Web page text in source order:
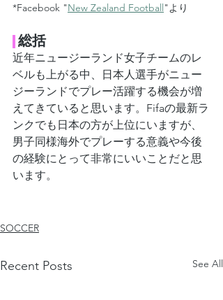
*Facebook "New Zealand Football"より
総括
近年ニュージーランド女子チームのレ
ベルも上がる中、日本人選手がニュー
ジーランドでプレー活躍する機会が増
えてきていると思います。Fifaの最新ラ
ンクでも日本の方が上位にいますが、
男子同様海外でプレーする意義や今後
の経験にとって非常にいいことだと思
います。
SOCCER
Recent Posts See All